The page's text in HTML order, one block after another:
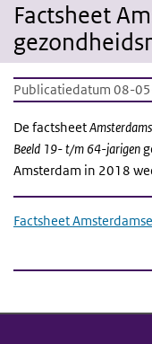
Factsheet
Publicatiedatum 08-
De factsheet
Beeld 19- t/m 64-jarigen
Amsterdam in 2018
Factsheet